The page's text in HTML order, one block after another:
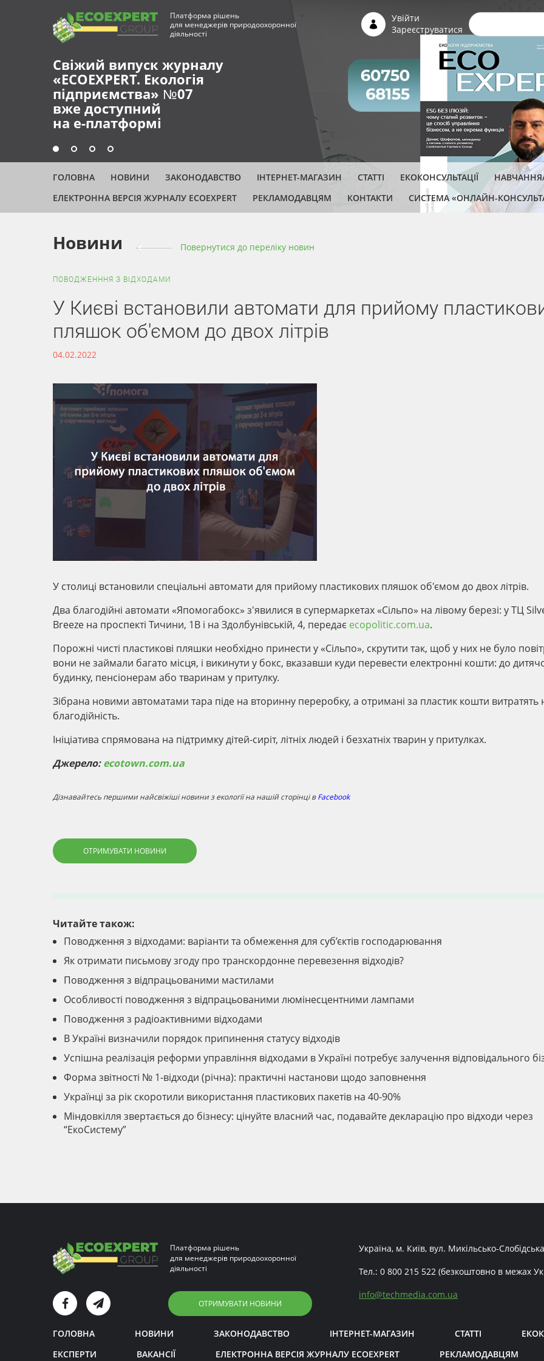
Свіжий випуск журналу
«ECOEXPERT. Екологія
підприємства» №07
вже доступний
на е-платформі
Платформа рішень
для менеджерів природоохоронної
діяльності
Увійти
Зареєструватися
ГОЛОВНА НОВИНИ ЗАКОНОДАВСТВО ІНТЕРНЕТ-МАГАЗИН СТАТТІ ЕКОКОНСУЛЬТАЦІЇ
НАВЧАННЯ/
ЕЛЕКТРОННА ВЕРСІЯ ЖУРНАЛУ ECOEXPERT
РЕКЛАМОДАВЦЯМ КОНТАКТИ СИСТЕМА «ОНЛАЙН-
Новини Повернутися до переліку новин
ПОВОДЖЕНННЯ З ВІДХОДАМИ
У Києві встановили автомати для прийому
пляшок об'ємом до двох літрів
04.02.2022
У столиці встановили спеціальні автомати для прийому пластикових пляшок об'ємом до двох літрів.
Два благодійні автомати «Япомогабокс» з'явилися в супермаркетах «Сільпо» на лівому березі: у ТЦ
Breeze на проспекті Тичини, 1В і на Здолбунівській, 4, передає ecopolitic.com.ua.
Порожні чисті пластикові пляшки необхідно принести у «Сільпо», скрутити так, щоб у них не було
вони не займали багато місця, і викинути у бокс, вказавши куди перевести електронні кошти: до
будинку, пенсіонерам або тваринам у притулку.
Зібрана новими автоматами тара піде на вторинну переробку, а отримані за пластик кошти витратять
благодійність.
Ініціатива спрямована на підтримку дітей-сиріт, літніх людей і безхатніх тварин у притулках.
Джерело:ecotown.com.ua
Дізнавайтесь першими найсвіжіші новини з екології на нашій сторінці вFacebook
ОТРИМУВАТИ НОВИНИ
Читайте також:
Поводження з відходами: варіанти та обмеження для суб’єктів господарювання
Як отримати письмову згоду про транскордонне перевезення відходів?
Поводження з відпрацьованими мастилами
Особливості поводження з відпрацьованими люмінесцентними лампами
Поводження з радіоактивними відходами
В Україні визначили порядок припинення статусу відходів
Успішна реалізація реформи управління відходами в Україні потребує залучення відповідального
Форма звітності № 1-відходи (річна): практичні настанови щодо заповнення
Українці за рік скоротили використання пластикових пакетів на 40-90%
Міндовкілля звертається до бізнесу: цінуйте власний час, подавайте декларацію про відходи через
“ЕкоСистему”
Платформа рішень
для менеджерів природоохоронної
діяльності
ОТРИМУВАТИ НОВИНИ
Україна, м. Київ, вул. Микільсько-
Тел.: 0 800 215 522 (безкоштовно в межах
info@techmedia.com.ua
ГОЛОВНА НОВИНИ ЗАКОНОДАВСТВО ІНТЕРНЕТ-МАГАЗИН СТАТТІ
ЕКСПЕРТИ
ВАКАНСІЇ ЕЛЕКТРОННА ВЕРСІЯ ЖУРНАЛУ ECOEXPERT РЕКЛАМОДАВЦЯМ